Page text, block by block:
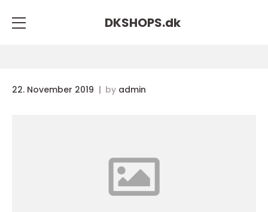
DKSHOPS.dk
22. November 2019 by admin